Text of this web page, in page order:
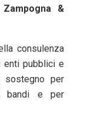
&
consulenza
enti pubblici e
sostegno per
bandi e per